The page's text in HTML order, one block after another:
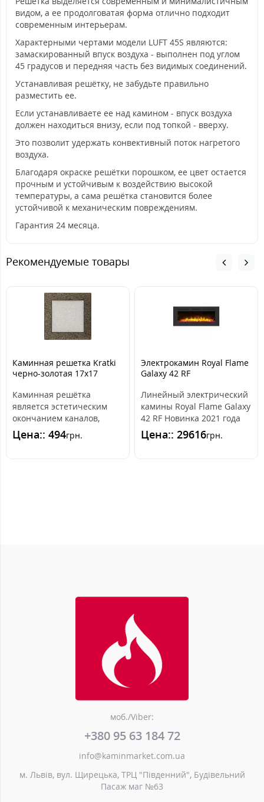
видом, а ее продолговатая форма отлично подходит
современным интерьерам.
Характерными чертами модели LUFT 45S являются:
замаскированный впуск воздуха - выполнен под углом
45 градусов и передняя часть без видимых соединений.
Устанавливая решётку, не забудьте правильно
разместить ее.
Если устанавливаете ее над камином - впуск воздуха
должен находиться внизу, если под топкой - вверху.
Это позволит удержать конвективный поток нагретого
воздуха.
Благодаря окраске решётки порошком, ее цвет остается
прочным и устойчивым к воздействию высокой
температуры, а сама решётка становится более
устойчивой к механическим повреждениям.
Гарантия 24 месяца.
Рекомендуемые товары
Каминная решетка Kratki
черно-золотая 17x17
Каминная решётка
является эстетическим
окончанием каналов,
распределяющих горячий
воздух из камина. ..
Цена:: 494грн.
Электрокамин Royal Flame
Galaxy 42 RF
Линейный электрический
камины Royal Flame Galaxy
42 RF Новинка 2021 года
на рынке Украины Се..
Цена:: 29616грн.
моб./Viber:
+380 95 63 184 72
info@kaminmarket.com.ua
м. Львів, вул. Щирецька, ТРЦ "Південний", Будівельний
Пасаж маг №63